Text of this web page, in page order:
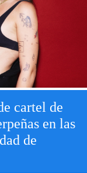
cartel de
en las
de